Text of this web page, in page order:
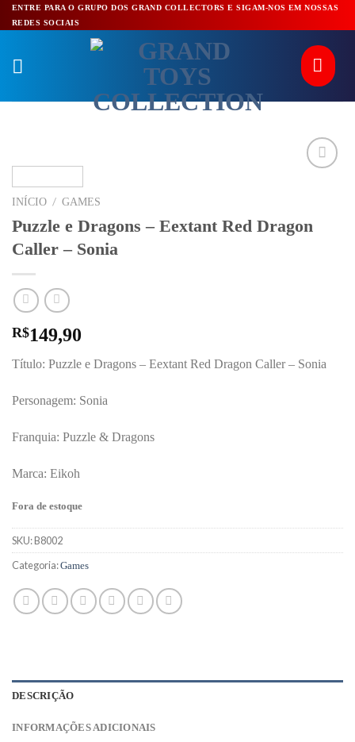
Pular
para
ENTRE PARA O GRUPO DOS GRAND COLLECTORS E SIGAM-NOS EM NOSSAS
REDES SOCIAIS
INÍCIO / GAMES
Puzzle e Dragons – Eextant Red Dragon
Caller – Sonia
R$149,90
Título: Puzzle e Dragons – Eextant Red Dragon Caller – Sonia
Personagem: Sonia
Franquia: Puzzle & Dragons
Marca: Eikoh
Fora de estoque
SKU:B8002
Categoria:Games
DESCRIÇÃO
INFORMAÇÕES ADICIONAIS